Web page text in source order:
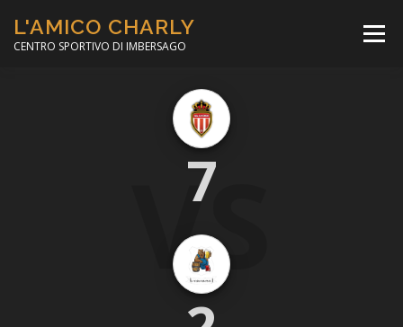
contenuto
L'AMICO CHARLY
CENTRO SPORTIVO DI IMBERSAGO
Menù
CORSO CALCIO A 5
MINIBASKET
VS
7